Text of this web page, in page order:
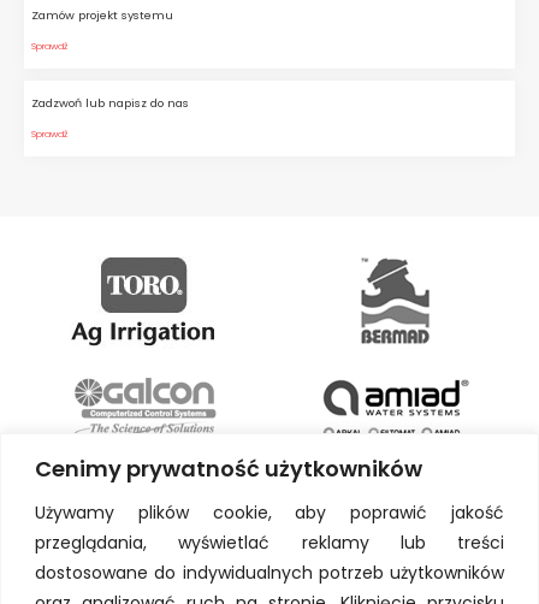
Cenimy prywatność użytkowników
Używamy plików cookie, aby poprawić jakość
przeglądania, wyświetlać reklamy lub treści
dostosowane do indywidualnych potrzeb użytkowników
Zamów projekt systemu
Sprawdź
Zadzwoń lub napisz do nas
Sprawdź